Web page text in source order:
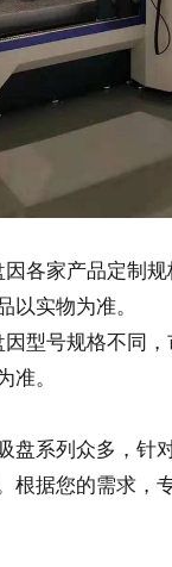
各家产品定制规
以实物为准。
型号规格不同，
准。
盘系列众多，针
根据您的需求，